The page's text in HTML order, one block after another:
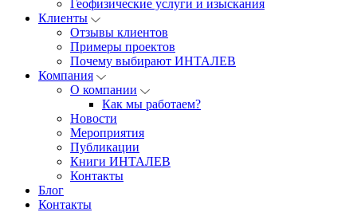
Геофизические услуги и изыскания
Клиенты
Отзывы клиентов
Примеры проектов
Почему выбирают ИНТАЛЕВ
Компания
О компании
Как мы работаем?
Новости
Мероприятия
Публикации
Книги ИНТАЛЕВ
Контакты
Блог
Контакты